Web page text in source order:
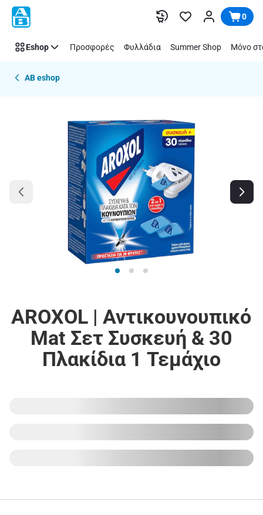
Παράλειψη 0
Eshop Προσφορές Φυλλάδια Summer Shop Μόνο
AB eshop
AROXOL | Αντικουνουπικό
Mat Σετ Συσκευή & 30
Πλακίδια 1 Τεμάχιο